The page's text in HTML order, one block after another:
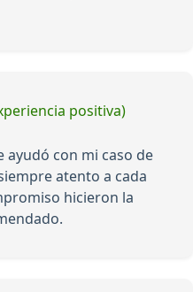
positiva)
ayudó con mi caso de
atento a cada
hicieron la